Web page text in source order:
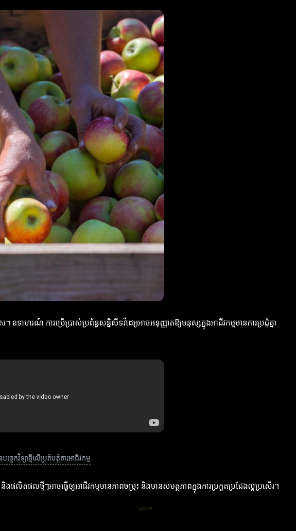
ទាហរណ៍ ការប្រើប្រាស់ប្រព័ន្ធសន្និសីទវីដេអូអាចអនុញ្ញាតឱ្យមនុស្សក្នុងអាជីវកម្មមានការប្រជុំគ្នា
វិទ្យាថ្មីលើប្រតិបត្តិការអាជីវកម្ម
និងផលិតផលថ្មីៗអាចធ្វើឲ្យអាជីវកម្មមានភាពចម្រុះ និងមានសមត្ថភាពក្នុងការប្រកួតប្រជែងល្អប្រសើរ។